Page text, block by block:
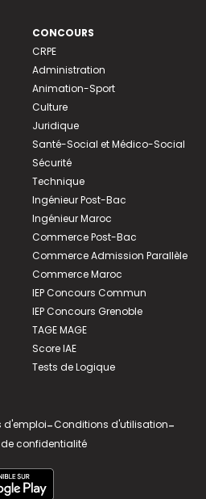
CONCOURS
CRPE
Administration
Animation-Sport
Culture
Juridique
Santé-Social et Médico-Social
Sécurité
Technique
Ingénieur Post-Bac
Ingénieur Maroc
Commerce Post-Bac
Commerce Admission Parallèle
Commerce Maroc
IEP Concours Commun
IEP Concours Grenoble
TAGE MAGE
Score IAE
Tests de Logique
d'emploi-Conditions d'utilisation-
de confidentialité